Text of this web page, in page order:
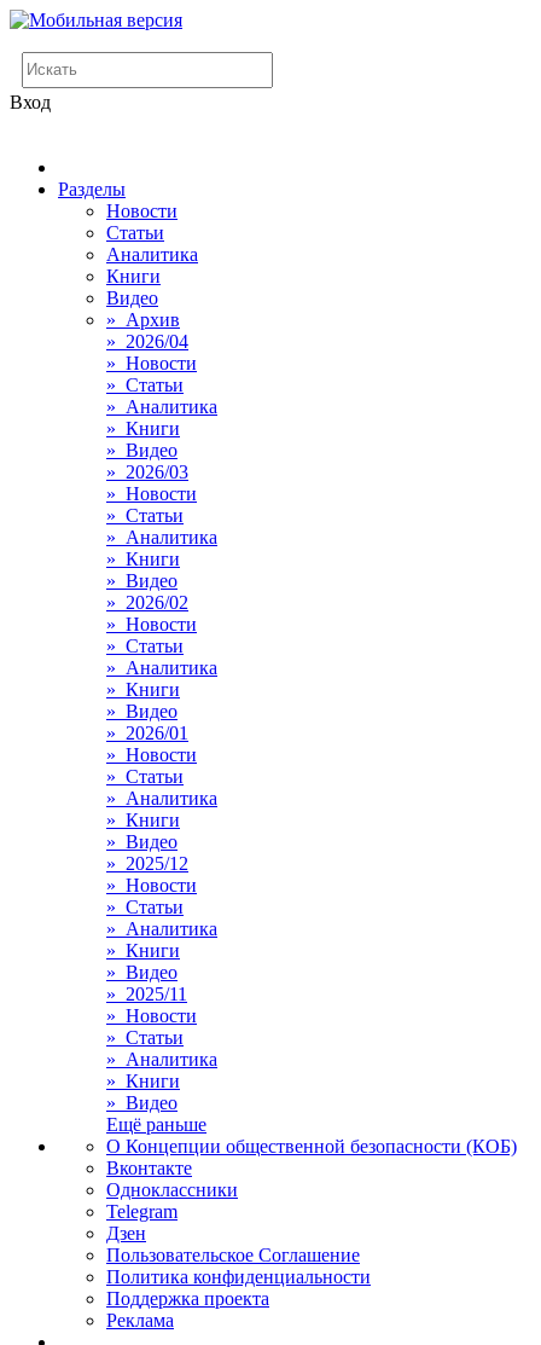
Вход
Разделы
Новости
Статьи
Аналитика
Книги
Видео
» Архив
» 2026/04
» Новости
» Статьи
» Аналитика
» Книги
» Видео
» 2026/03
» Новости
» Статьи
» Аналитика
» Книги
» Видео
» 2026/02
» Новости
» Статьи
» Аналитика
» Книги
» Видео
» 2026/01
» Новости
» Статьи
» Аналитика
» Книги
» Видео
» 2025/12
» Новости
» Статьи
» Аналитика
» Книги
» Видео
» 2025/11
» Новости
» Статьи
» Аналитика
» Книги
» Видео
Ещё раньше
О Концепции общественной безопасности (КОБ)
Вконтакте
Одноклассники
Telegram
Дзен
Пользовательское Соглашение
Политика конфиденциальности
Поддержка проекта
Реклама